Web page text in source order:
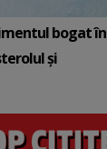
bogat în
și